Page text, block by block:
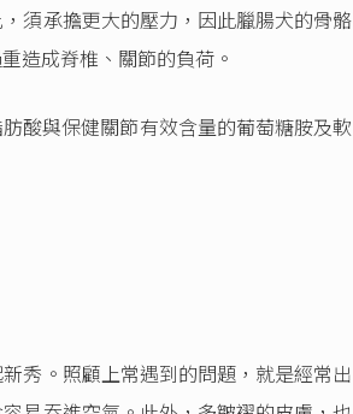
須承擔更大的壓力，因此臘腸犬的骨骼
造成脊椎、關節的負荷。
酸與保健關節有效含量的葡萄糖胺及軟
秀。照顧上常遇到的問題，就是經常出